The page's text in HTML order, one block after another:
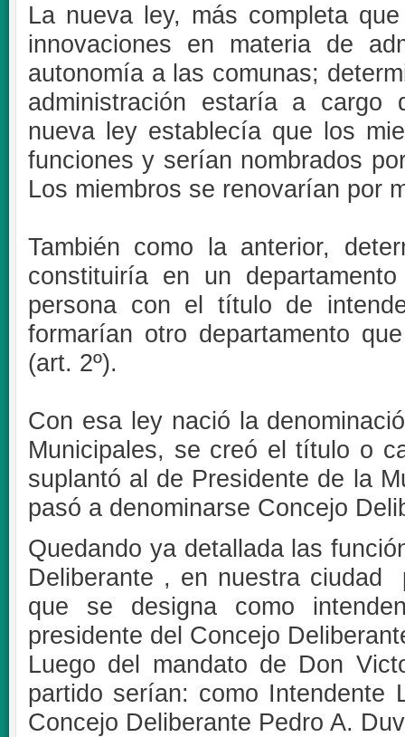
La nueva ley, más completa
innovaciones en materia de
autonomía a las comunas;
administración estaría a cargo
nueva ley establecía que los
funciones y serían nombrados
Los miembros se renovarían por
También como la anterior,
constituiría en un
persona con el título de
formarían otro departamento
(art. 2º).
Con esa ley nació la
Municipales, se creó el título o
suplantó al de Presidente de la
pasó a denominarse Concejo
Quedando ya detallada las
Deliberante , en nuestra
que se designa como
presidente del Concejo
Luego del mandato de Don
partido serían: como Intendente
Concejo Deliberante Pedro A.